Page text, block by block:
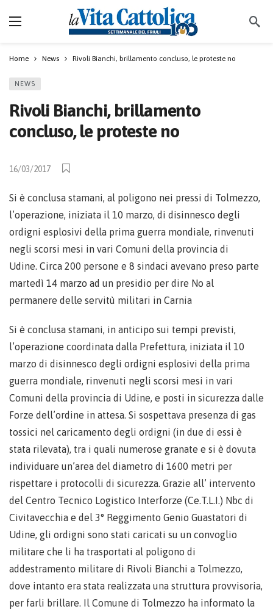
Home News Rivoli Bianchi, brillamento concluso, le proteste no
NEWS
Rivoli Bianchi, brillamento
concluso, le proteste no
16/03/2017
Si è conclusa stamani, al poligono nei pressi di Tolmezzo,
l’operazione, iniziata il 10 marzo, di disinnesco degli
ordigni esplosivi della prima guerra mondiale, rinvenuti
negli scorsi mesi in vari Comuni della provincia di
Udine. Circa 200 persone e 8 sindaci avevano preso parte
martedì 14 marzo ad un presidio per dire No al
permanere delle servitù militari in Carnia
Si è conclusa stamani, in anticipo sui tempi previsti,
l’operazione coordinata dalla Prefettura, iniziata il 10
marzo di disinnesco degli ordigni esplosivi della prima
guerra mondiale, rinvenuti negli scorsi mesi in vari
Comuni della provincia di Udine, e posti in sicurezza dalle
Forze dell’ordine in attesa. Si sospettava presenza di gas
tossici nel caricamento degli ordigni (in due di essi è
stata rilevata), tra i quali numerose granate e si è dovuta
individuare un’area del diametro di 1600 metri per
rispettare i protocolli di sicurezza. Grazie all’ intervento
del Centro Tecnico Logistico Interforze (Ce.T.L.I.) Nbc di
Civitavecchia e del 3° Reggimento Genio Guastatori di
Udine, gli ordigni sono stati caricati su un convoglio
militare che li ha trasportati al poligono di
addestramento militare di Rivoli Bianchi a Tolmezzo,
dove intanto era stata realizzata una struttura provvisoria,
per farli brillare. Il Comune di Tolmezzo ha informato la